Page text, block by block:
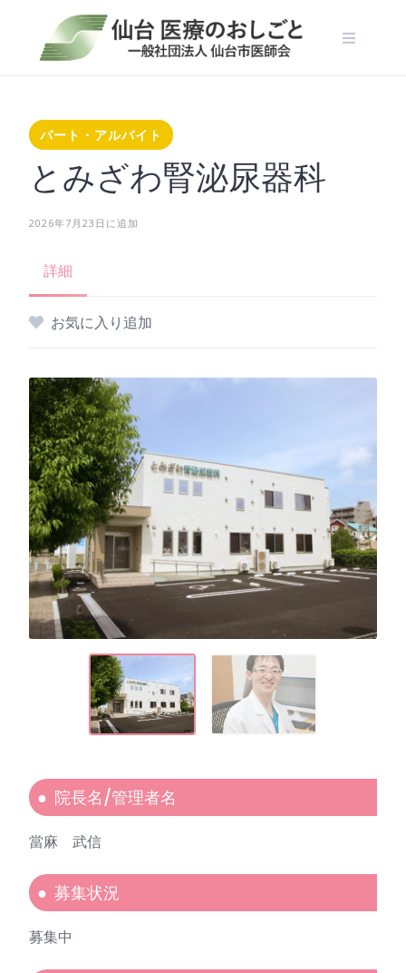
content
パート・アルバイト
とみざわ腎泌尿器科
2026年7月23日に追加
詳細
お気に入り追加
院長名/管理者名
當麻 武信
募集状況
募集中